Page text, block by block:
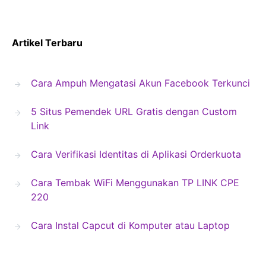
Artikel Terbaru
Cara Ampuh Mengatasi Akun Facebook Terkunci
5 Situs Pemendek URL Gratis dengan Custom
Link
Cara Verifikasi Identitas di Aplikasi Orderkuota
Cara Tembak WiFi Menggunakan TP LINK CPE
220
Cara Instal Capcut di Komputer atau Laptop